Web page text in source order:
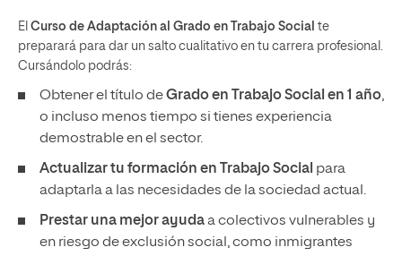
El Curso de Adaptación al Grado en Trabajo Social te
preparará para dar un salto cualitativo en tu carrera profesional.
Cursándolo podrás:
Obtener el título deGrado en Trabajo Social en 1 año,
o incluso menos tiempo si tienes experiencia
demostrable en el sector.
Actualizar tu formación en Trabajo Social para
adaptarla a las necesidades de la sociedad actual.
Prestar una mejor ayudaa colectivos vulnerables y
en riesgo de exclusión social, como inmigrantes